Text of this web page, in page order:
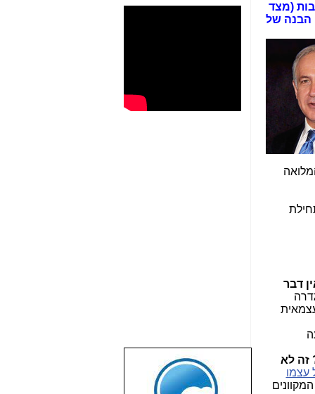
(מצד
הבנה של
דבר
זה לא
עצמו
ובשאר הלוחות המקוונים
שבוע טוב לכל
הגולשים באשר